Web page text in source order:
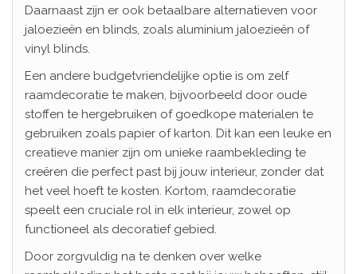
Daarnaast zijn er ook betaalbare alternatieven voor
jaloezieën en blinds, zoals aluminium jaloezieën of
vinyl blinds.
Een andere budgetvriendelijke optie is om zelf
raamdecoratie te maken, bijvoorbeeld door oude
stoffen te hergebruiken of goedkope materialen te
gebruiken zoals papier of karton. Dit kan een leuke en
creatieve manier zijn om unieke raambekleding te
creëren die perfect past bij jouw interieur, zonder dat
het veel hoeft te kosten. Kortom, raamdecoratie
speelt een cruciale rol in elk interieur, zowel op
functioneel als decoratief gebied.
Door zorgvuldig na te denken over welke